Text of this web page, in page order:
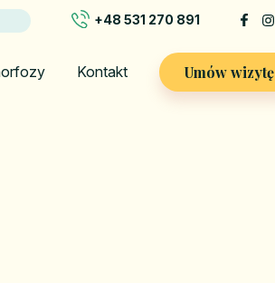
+48 531 270 891
Kontakt Umów wizytę